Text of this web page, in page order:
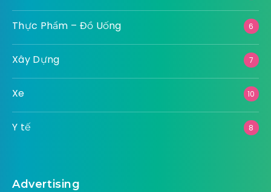
Thực Phẩm – Đồ Uống 6
Xây Dựng 7
Xe 10
Y tế 8
Advertising